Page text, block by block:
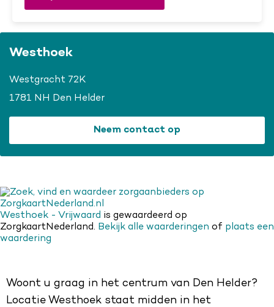
Westhoek
Westgracht 72K
1781 NH Den Helder
Neem contact op
Westhoek - Vrijwaard is gewaardeerd op
ZorgkaartNederland. Bekijk alle waarderingen of plaats een
waardering
Woont u graag in het centrum van Den Helder?
Locatie Westhoek staat midden in het